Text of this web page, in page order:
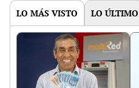
LO MÁS VISTO LO ÚLTIMO